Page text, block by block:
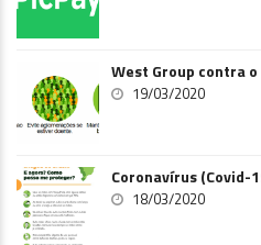
West Group contra
19/03/2020
Coronavírus (Covid-
18/03/2020